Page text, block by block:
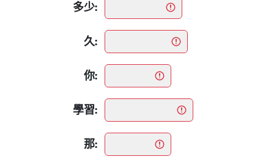
多少:
久:
你:
學習:
那: